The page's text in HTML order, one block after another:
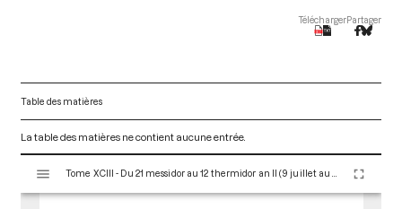
TéléchargerPartager
Table des matières
La table des matières ne contient aucune entrée.
s